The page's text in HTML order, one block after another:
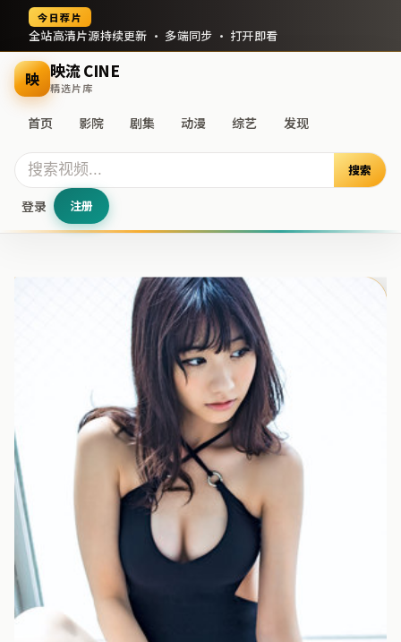
今日荐片
全站高清片源持续更新 · 多端同步 · 打开即看
映 映流 CINE
精选片库
首页 影院 剧集 动漫 综艺 发现
搜索
登录 注册